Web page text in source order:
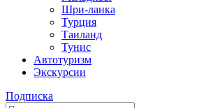
Шри-ланка
Турция
Таиланд
Тунис
Автотуризм
Экскурсии
Подписка